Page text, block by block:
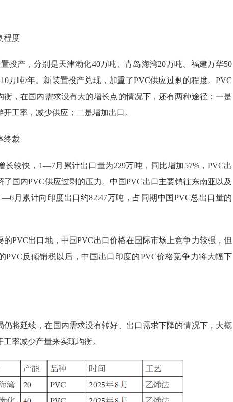
程度
投产，分别是天津渤化40万吨、青岛海湾20万吨、福建万华50
万吨/年。新装置投产兑现，加重了PVC供应过剩的程度。PVC
衡，在国内需求没有大的增长点的情况下，还有两种途径：一是
工率，减少供应；二是增加出口。
终裁
长较快，1—7月累计出口量为229万吨，同比增加57%，PVC出
了国内PVC供应过剩的压力。中国PVC出口主要销往东南亚以及
月累计向印度出口约82.47万吨，占同期中国PVC总出口量的
的PVC出口地，中国PVC出口价格在国际市场上竞争力较强，但
PVC反倾销税以后，中国出口印度的PVC价格竞争力将大幅下
仍将延续，在国内需求没有转好、出口需求下降的情况下，大概
率减少产量来实现均衡。